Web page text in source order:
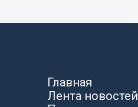
Главная
Лента новостей